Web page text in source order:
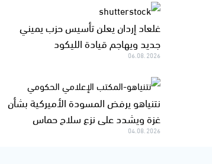
غلعاد إردان يعلن تأسيس حزب يميني
جديد ويهاجم قيادة الليكود
06.08.2026
نتنياهو يرفض المسودة الأميركية بشأن
غزة ويشدد على نزع سلاح حماس
04.08.2026